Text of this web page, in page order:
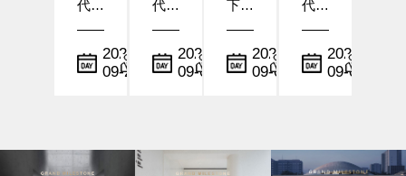
代酒
店设
计
中，
形式
2025-
09-22
小
编
代酒
店设
计
中，
2025-
09-06
小
编
下的
酒店
设计
行业
2025-
09-06
小
编
代酒
店设
计
中，
节奏
2025-
09-05